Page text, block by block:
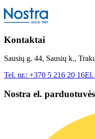
Kontaktai
Sausių g. 44, Sausių k.,
Tel. nr.: +370 5 216 20 16El.
Nostra el. parduotuvės